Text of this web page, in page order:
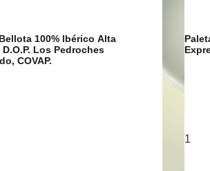
100% Ibérico Alta
Los Pedroches
COVAP.
1